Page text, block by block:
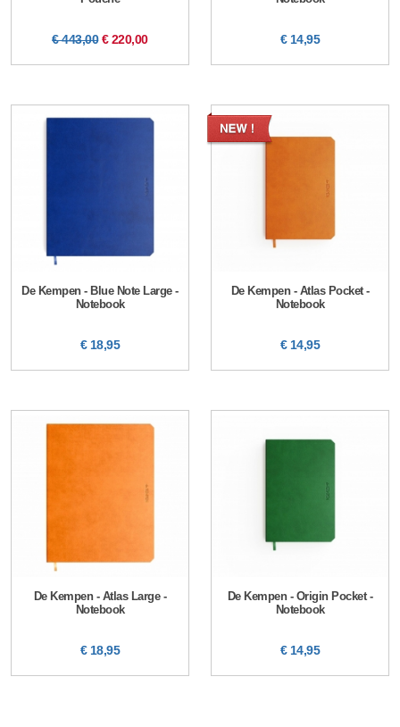
€ 443,00 € 220,00 € 14,95
De Kempen - Blue Note Large -
Notebook
€ 18,95
De Kempen - Atlas Pocket -
Notebook
€ 14,95
De Kempen - Atlas Large -
Notebook
€ 18,95
De Kempen - Origin Pocket -
Notebook
€ 14,95